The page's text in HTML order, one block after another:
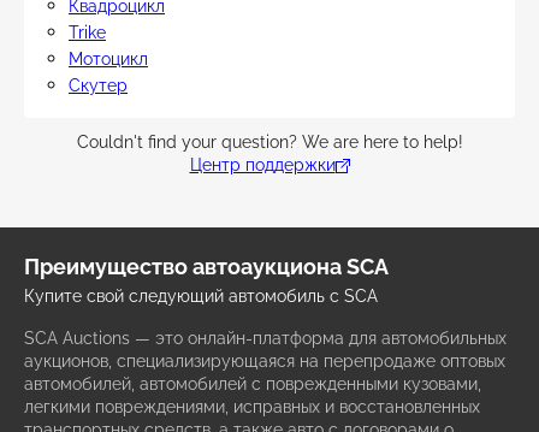
Квадроцикл
Trike
Мотоцикл
Скутер
Couldn't find your question? We are here to help!
Центр поддержки
Преимущество автоаукциона SCA
Купите свой следующий автомобиль с SCA
SCA Auctions — это онлайн-платформа для автомобильных
аукционов, специализирующаяся на перепродаже оптовых
автомобилей, автомобилей с поврежденными кузовами,
легкими повреждениями, исправных и восстановленных